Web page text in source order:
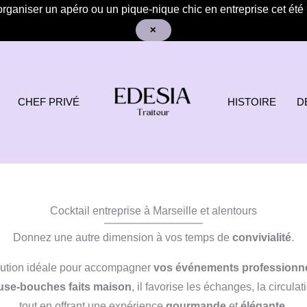
un apéro ou un pique-nique chic en entreprise cet été
✕
CHEF PRIVÉ HISTOIRE
Cocktail entreprise à Marseille et alentours
Donnez une autre dimension à vos temps de convivialité.
idéale pour accompagner vos événements
bouches faits maison, il favorise les échanges, la